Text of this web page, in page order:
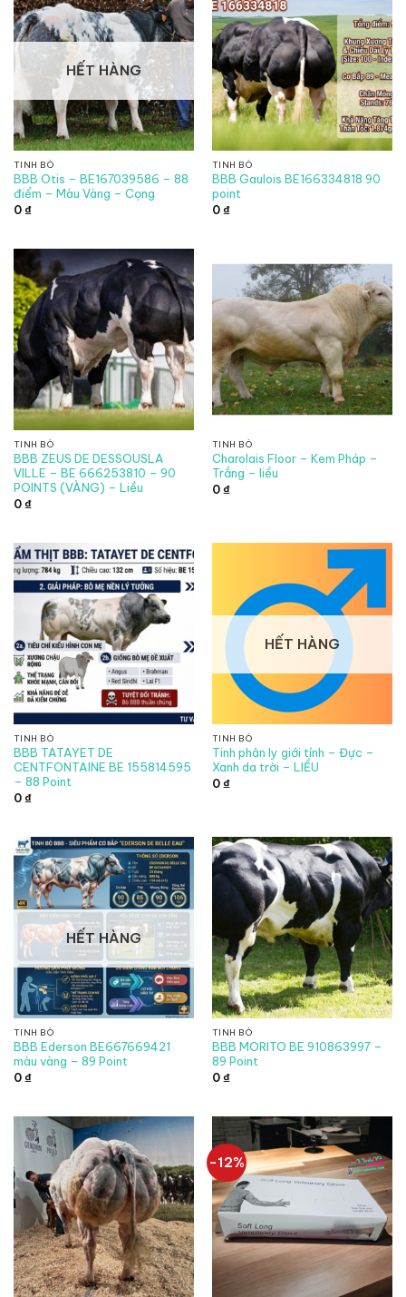
HẾT HÀNG
TINH BÒ
BBB Otis – BE167039586 – 88
điểm – Màu Vàng – Cọng
0₫
TINH BÒ
BBB Gaulois BE166334818 90
point
0₫
TINH BÒ
BBB ZEUS DE DESSOUSLA
VILLE – BE 666253810 – 90
POINTS (VÀNG) – Liều
0₫
TINH BÒ
Charolais Floor – Kem Pháp –
Trắng – liều
0₫
TINH BÒ
BBB TATAYET DE
CENTFONTAINE BE 155814595
– 88 Point
0₫
HẾT HÀNG
TINH BÒ
Tinh phân ly giới tính – Đực –
Xanh da trời – LIỀU
0₫
HẾT HÀNG
TINH BÒ
BBB Ederson BE667669421
màu vàng – 89 Point
0₫
TINH BÒ
BBB MORITO BE 910863997 –
89 Point
0₫
-12%